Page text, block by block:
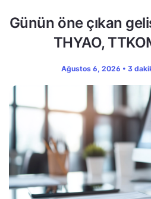
Günün öne çıkan
THYAO,
Ağustos 6, 2026 • 3